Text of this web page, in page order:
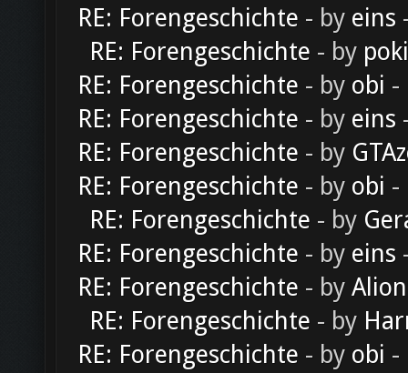
RE: Forengeschichte - by eins
RE: Forengeschichte - by
RE: Forengeschichte - by obi -
RE: Forengeschichte - by eins
RE: Forengeschichte - by
RE: Forengeschichte - by obi -
RE: Forengeschichte - by
RE: Forengeschichte - by eins
RE: Forengeschichte - by Alion
RE: Forengeschichte - by
RE: Forengeschichte - by obi -